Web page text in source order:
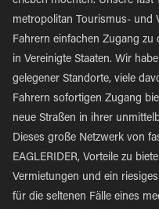
metropolitan Tourismus- und
Fahrern einfachen Zugang zu
in Vereinigte Staaten. Wir
gelegener Standorte, viele
Fahrern sofortigen Zugang
neue Straßen in ihrer
Dieses große Netzwerk von
EAGLERIDER, Vorteile zu
Vermietungen und ein
für die seltenen Fälle eines